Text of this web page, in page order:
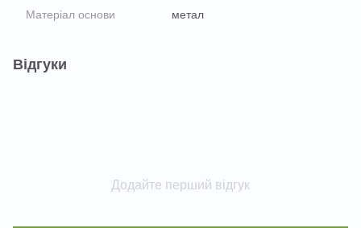
Матеріал основи метал
Відгуки
Додайте перший відгук